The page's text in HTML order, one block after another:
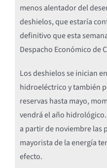
menos alentador del
deshielos, que estaría
definitivo que esta
Despacho Económico de
Los deshielos se inician
hidroeléctrico y también
reservas hasta mayo,
vendrá el año
a partir de noviembre las
mayorista de la energía
efecto.